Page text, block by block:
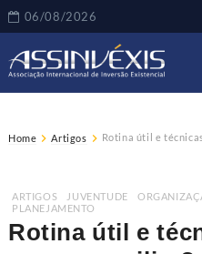
06/08/2026
Home Artigos Rotina útil e
ARTIGOS JUVENTUDE
PLANEJAMENTO
Rotina útil e